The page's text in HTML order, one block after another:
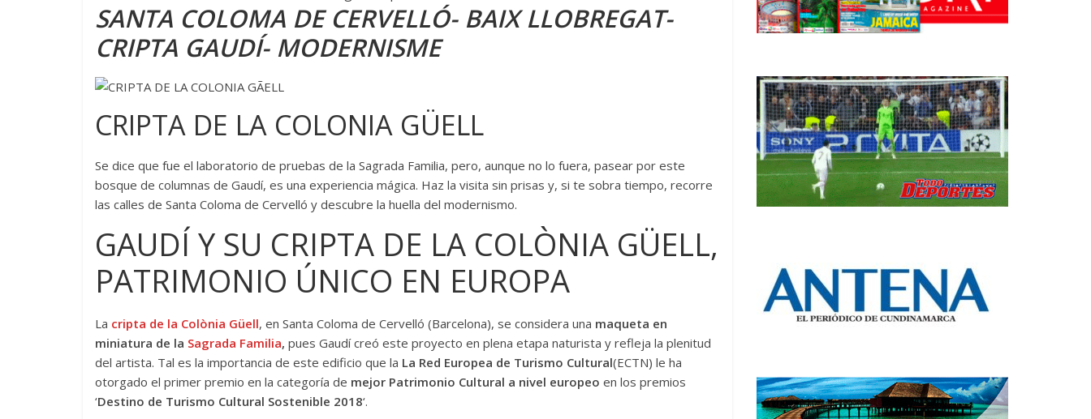
SANTA COLOMA DE CERVELLÓ- BAIX LLOBREGAT-
CRIPTA GAUDÍ- MODERNISME
CRIPTA DE LA COLONIA GÜELL
Se dice que fue el laboratorio de pruebas de la Sagrada Familia, pero, aunque no lo fuera, pasear por este
bosque de columnas de Gaudí, es una experiencia mágica. Haz la visita sin prisas y, si te sobra tiempo, recorre
las calles de Santa Coloma de Cervelló y descubre la huella del modernismo.
GAUDÍ Y SU CRIPTA DE LA COLÒNIA GÜELL,
PATRIMONIO ÚNICO EN EUROPA
La cripta de la Colònia Güell, en Santa Coloma de Cervelló (Barcelona), se considera una maqueta en
miniatura de la Sagrada Familia, pues Gaudí creó este proyecto en plena etapa naturista y refleja la plenitud
del artista. Tal es la importancia de este edificio que la La Red Europea de Turismo Cultural(ECTN) le ha
otorgado el primer premio en la categoría de mejor Patrimonio Cultural a nivel europeo en los premios
‘Destino de Turismo Cultural Sostenible 2018‘.